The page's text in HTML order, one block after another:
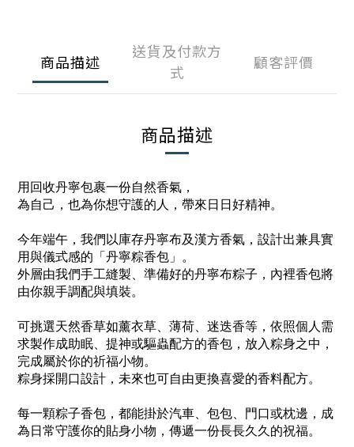
商品描述
送貨及付款方
式
顧客評價
商品描述
用回收丹寧包裹一份自然香氣，
為自己，也為你想守護的人，帶來日日好精神。
今年端午，我們以庫存丹寧布及漢方香氣，設計出兼具實
用與儀式感的「丹寧粽香包」。
外層由我們手工縫製、準備好的丹寧布粽子，內裡香包將
由你親手調配與填裝。
可挑選天然香草如薰衣草、薄荷、迷迭香等，依照個人需
求製作成助眠、提神或驅蟲配方的香包，放入粽身之中，
完成屬於你的祈福小物。
粽身採開口設計，未來也可自由更換喜愛的香料配方。
每一顆粽子香包，都能掛於汽車、包包、門口或枕邊， 成
為日常守護你的貼身小物，傳遞一份長長久久的祝福。